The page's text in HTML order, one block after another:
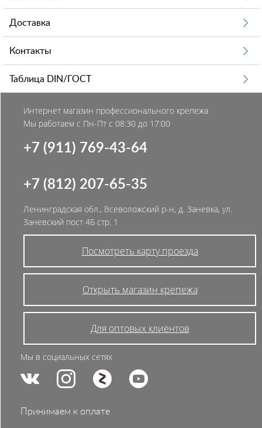
Доставка
Контакты
Таблица DIN/ГОСТ
Интернет магазин профессионального крепежа
Мы работаем с Пн-Пт с 08:30 до 17:00
+7 (911) 769-43-64
+7 (812) 207-65-35
Ленинградская обл., Всеволожский р-н, д. Заневка, ул.
Заневский пост 4Б стр. 1
Посмотреть карту проезда
Открыть магазин крепежа
Для оптовых клиентов
Мы в социальных сетях
Принимаем к оплате